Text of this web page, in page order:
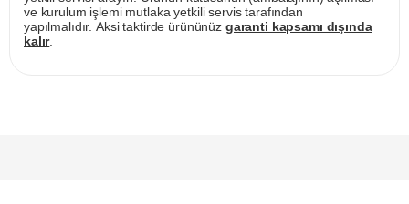
ve kurulum işlemi mutlaka yetkili servis tarafından
yapılmalıdır. Aksi taktirde ürününüz garanti kapsamı dışında
kalır.